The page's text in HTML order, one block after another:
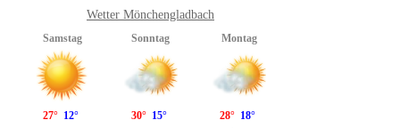
Wetter Mönchengladbach